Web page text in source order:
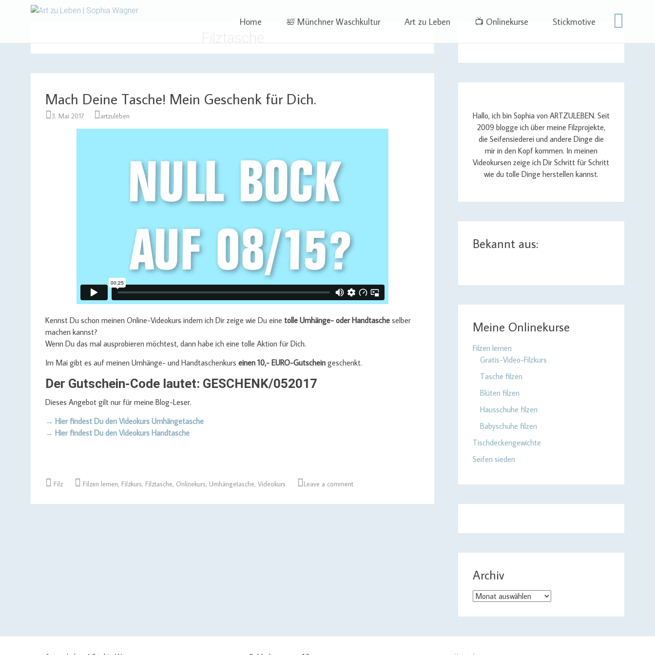
Art zu Leben | Sophia Wagner
to
Home 🛀 Münchner Waschkultur Art zu Leben 📺 Onlinekurse Stickmotive
Mach Deine Tasche! Mein Geschenk für Dich.
3. Mai 2017 artzuleben
Kennst Du schon meinen Online-Videokurs indem ich Dir zeige wie Du eine tolle Umhänge- oder Handtasche selber
machen kannst?
Wenn Du das mal ausprobieren möchtest, dann habe ich eine tolle Aktion für Dich.
Im Mai gibt es auf meinen Umhänge- und Handtaschenkurs einen 10,- EURO-Gutschein geschenkt.
Der Gutschein-Code lautet: GESCHENK/052017
Dieses Angebot gilt nur für meine Blog-Leser.
→ Hier findest Du den Videokurs Umhängetasche
→ Hier findest Du den Videokurs Handtasche
Filz Filzen lernen, Filzkurs, Filztasche, Onlinekurs, Umhängetasche, Videokurs Leave a comment
Hallo, ich bin Sophia von ARTZULEBEN. Seit
2009 blogge ich über meine Filzprojekte,
die Seifensiederei und andere Dinge die
mir in den Kopf kommen. In meinen
Videokursen zeige ich Dir Schritt für Schritt
wie du tolle Dinge herstellen kannst.
Bekannt aus:
Meine Onlinekurse
Filzen lernen
Gratis-Video-Filzkurs
Tasche filzen
Blüten filzen
Hausschuhe filzen
Babyschuhe filzen
Tischdeckengewichte
Seifen sieden
Archiv
Archiv